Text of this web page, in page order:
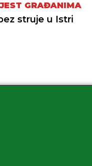
GRAĐANIMA
struje u Istri